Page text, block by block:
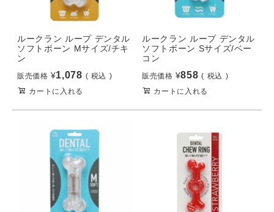
ルークラン ループ デンタル
ソフトボーン Mサイズ/チキ
ン
販売価格 ¥1,078
税込
カートに入れる
ルークラン ループ デンタル
ソフトボーン Sサイズ/ベー
コン
販売価格 ¥858
税込
カートに入れる